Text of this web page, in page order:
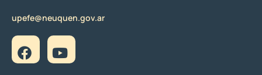
upefe@neuquen.gov.ar